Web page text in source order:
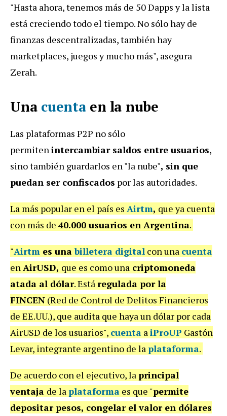
"Hasta ahora, tenemos más de 50 Dapps y la lista
está creciendo todo el tiempo. No sólo hay de
finanzas descentralizadas, también hay
marketplaces, juegos y mucho más", asegura
Zerah.
Una cuenta en la nube
Las plataformas P2P no sólo
permitenintercambiar saldos entre usuarios,
sino también guardarlos en "la nube", sin que
puedan ser confiscados por las autoridades.
La más popular en el país es Airtm, que ya cuenta
con más de 40.000 usuarios en Argentina.
"Airtm es unabilletera digital con una cuenta
enAirUSD, que es como una criptomoneda
atada al dólar. Estáregulada por la
FINCEN (Red de Control de Delitos Financieros
de EE.UU.), que audita que haya un dólar por cada
AirUSD de los usuarios", cuenta aiProUP Gastón
Levar, integrante argentino de laplataforma.
De acuerdo con el ejecutivo, laprincipal
ventaja de laplataforma es que "permite
depositar pesos, congelar el valor en dólares